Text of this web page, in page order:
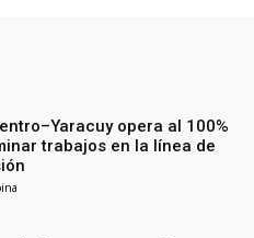
opera al 100%
trabajos en la línea de